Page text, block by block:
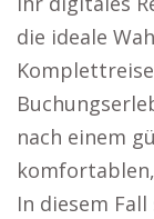
die ideale
nach einem
In diesem